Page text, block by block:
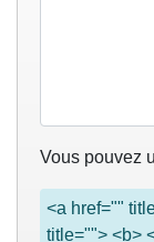
Vous pouvez
<a href=""
title=""> <b>